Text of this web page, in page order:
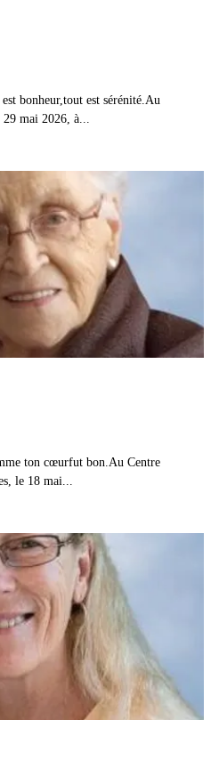
bonheur,tout est sérénité.Au
mai 2026, à...
ton cœurfut bon.Au Centre
le 18 mai...